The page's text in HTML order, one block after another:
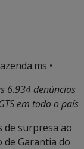
•
6.934 denúncias
em todo o país
de surpresa ao
de Garantia do